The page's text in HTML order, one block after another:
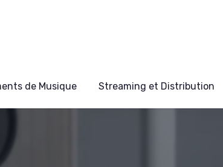
de Musique Streaming et Distribution